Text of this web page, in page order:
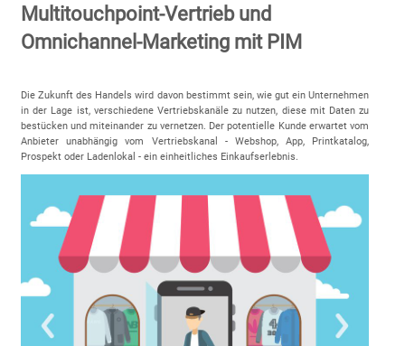
Multitouchpoint-Vertrieb und
Omnichannel-Marketing mit PIM
Die Zukunft des Handels wird davon bestimmt sein, wie gut ein Unternehmen
in der Lage ist, verschiedene Vertriebskanäle zu nutzen, diese mit Daten zu
bestücken und miteinander zu vernetzen. Der potentielle Kunde erwartet vom
Anbieter unabhängig vom Vertriebskanal - Webshop, App, Printkatalog,
Prospekt oder Ladenlokal - ein einheitliches Einkaufserlebnis.